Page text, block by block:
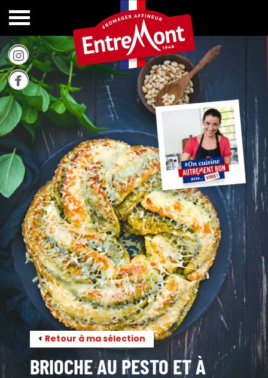
< Retour à ma sélection
BRIOCHE AU PESTO ET À